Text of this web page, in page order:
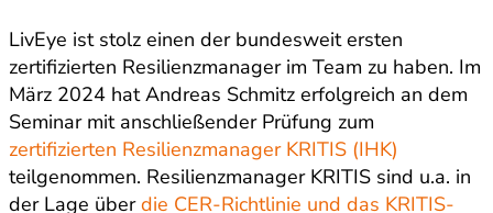
LivEye ist stolz einen der bundesweit ersten
zertifizierten Resilienzmanager im Team zu haben. Im
März 2024 hat Andreas Schmitz erfolgreich an dem
Seminar mit anschließender Prüfung zum
zertifizierten Resilienzmanager KRITIS (IHK)
teilgenommen. Resilienzmanager KRITIS sind u.a. in
der Lage überdie CER-Richtlinie und das KRITIS-